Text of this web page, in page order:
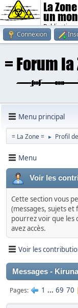
La
un
Publication
Connexion
Menu principal
= La Zone = ► Profil
Menu
Voir les
Cette section vous
(messages, sujets et
pourrez voir que les
avez accès.
Voir les
Messages -
Pages 1 ... 69 70